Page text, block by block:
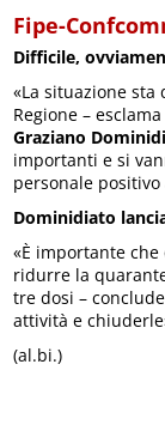
Fipe-
Difficile,
«La situazione
Regione –
Graziano
importanti e si
personale
Dominidiato
«È importante
ridurre la
tre dosi –
attività e
(al.bi.)